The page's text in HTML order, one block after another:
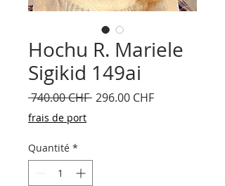
Hochu R. Mariele
Sigikid 149ai
740.00 CHF Prix
296.00 CHFPrix
frais de port
Quantité *